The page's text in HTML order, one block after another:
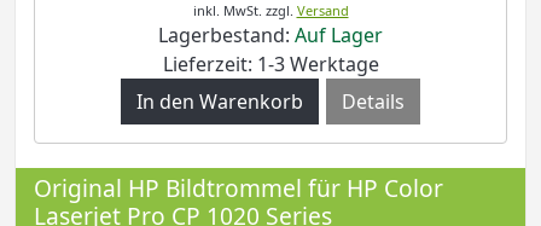
inkl. MwSt. zzgl. Versand
Lagerbestand: Auf Lager
Lieferzeit: 1-3 Werktage
Details
Original HP Bildtrommel für HP Color
Laserjet Pro CP 1020 Series